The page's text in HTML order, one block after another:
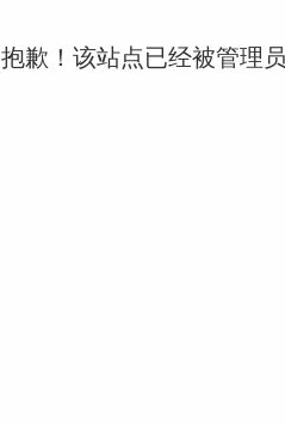
抱歉！该站点已经被管理